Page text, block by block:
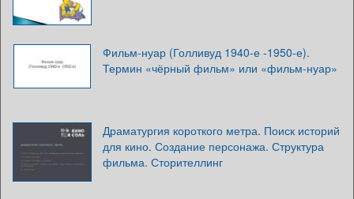
Фильм-нуар (Голливуд 1940-е -1950-е).
Термин «чёрный фильм» или «фильм-нуар»
Драматургия короткого метра. Поиск историй
для кино. Создание персонажа. Структура
фильма. Сторителлинг